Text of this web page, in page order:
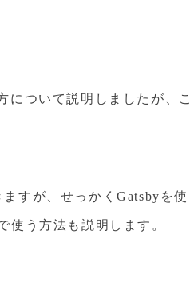
について説明しましたが、
すが、せっかくGatsbyを
使う方法も説明します。